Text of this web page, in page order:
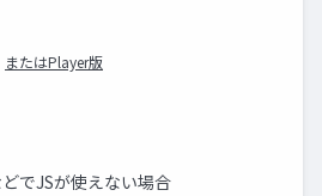
またはPlayer版
どでJSが使えない場合